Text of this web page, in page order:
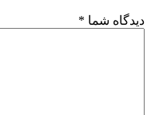
دیدگاه شما *